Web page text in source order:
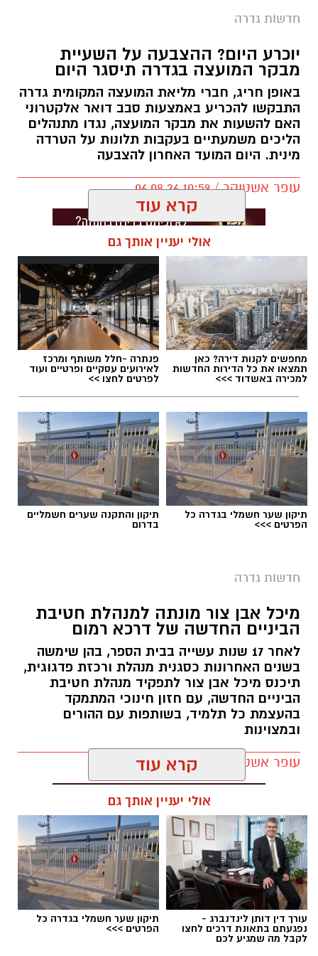
חדשות גדרה
יוכרע היום? ההצבעה על השעיית
מבקר המועצה בגדרה תיסגר היום
באופן חריג, חברי מליאת המועצה המקומית גדרה
התבקשו להכריע באמצעות סבב דואר אלקטרוני
האם להשעות את מבקר המועצה, נגדו מתנהלים
הליכים משמעתיים בעקבות תלונות על הטרדה
מינית. היום המועד האחרון להצבעה
עופר אשטוקר / 10:59 06.08.26
תגים:מועצה מקומית גדרה, חשד להטרדה מינית
בגדרה
המועצה המקומית גדרה התבקשו באמצעות דואר
אלקטרוני האם להשעות את מבקר המועצה, נגדו
הוגשה תובענה לבית הדין למשמעת של עובדי
הרשויות המקומיות בעקבות תלונות על הטרדה
מינית.
במסגרת ההליך, כל 15 חברי המליאה קיבלו פנייה
הם תומכים או מתנגדים להשעיית המבקר. המועד
האחרון למתן תשובה נקבע להיום (חמישי 6.8).
המהלך מגיע לאחר שהמועצה הגישה לבית הדין
למשמעת תובענה נגד המבקר. בניגוד לעובדי רשות
רגילים, שאותם ניתן לבקש להשעות במסגרת
ההליך המשמעתי, מעמדו הסטטוטורי של מבקר
הרשות שונה, והחוק מחייב החלטה של מליאת
המועצה ברוב מיוחד של 12 מתוך 15 חברי המליאה
לצורך השעייתו.
קרא עוד
אולי יעניין אותך גם
מחפשים לקנות דירה? כאן
תמצאו את כל הדירות החדשות
למכירה באשדוד >>>
פנתרה -חלל משותף ומרכז
לאירועים עסקיים ופרטיים ועוד
לפרטים לחצו >>
תיקון שער חשמלי בגדרה כל
הפרטים >>>
תיקון והתקנה שערים חשמליים
בדרום
חדשות גדרה
מיכל אבן צור מונתה למנהלת חטיבת
הביניים החדשה של דרכא רמום
לאחר 17 שנות עשייה בבית הספר, בהן שימשה
בשנים האחרונות כסגנית מנהלת ורכזת פדגוגית,
תיכנס מיכל אבן צור לתפקיד מנהלת חטיבת
הביניים החדשה, עם חזון חינוכי המתמקד
בהעצמת כל תלמיד, בשותפות עם ההורים
ובמצוינות
עופר אשטוקר / 21:10 05.08.26
תגים:חטיבת הביניים דרכא רמון
קרא עוד
אולי יעניין אותך גם
עורך דין דותן לינדנברג -
נפגעתם בתאונת דרכים לחצו
לקבל מה שמגיע לכם
תיקון שער חשמלי בגדרה כל
הפרטים >>>